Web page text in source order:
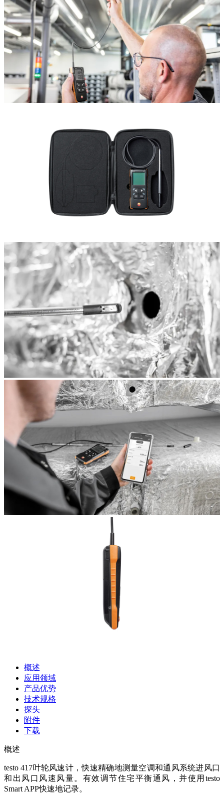
概述
应用领域
产品优势
技术规格
探头
附件
下载
概述
testo 417叶轮风速计，快速精确地测量空调和通风系统进风口
和出风口风速风量。有效调节住宅平衡通风，并使用testo
Smart APP快速地记录。